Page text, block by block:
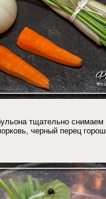
тщательно снимаем
черный перец